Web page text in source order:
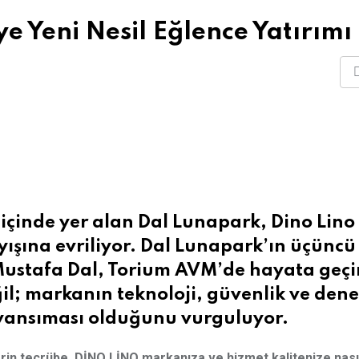
Yeni Nesil Eğlence Yatırımı
yer alan Dal Lunapark, Dino Lino
evriliyor. Dal Lunapark’ın
Dal, Torium AVM’de hayata
markanın teknoloji, güvenlik ve
olduğunu vurguluyor.